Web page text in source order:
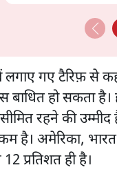
लगाए गए टैरिफ़ से
बाधित हो
रहने की
कम है। अमेरिका,
प्रतिशत ही है।